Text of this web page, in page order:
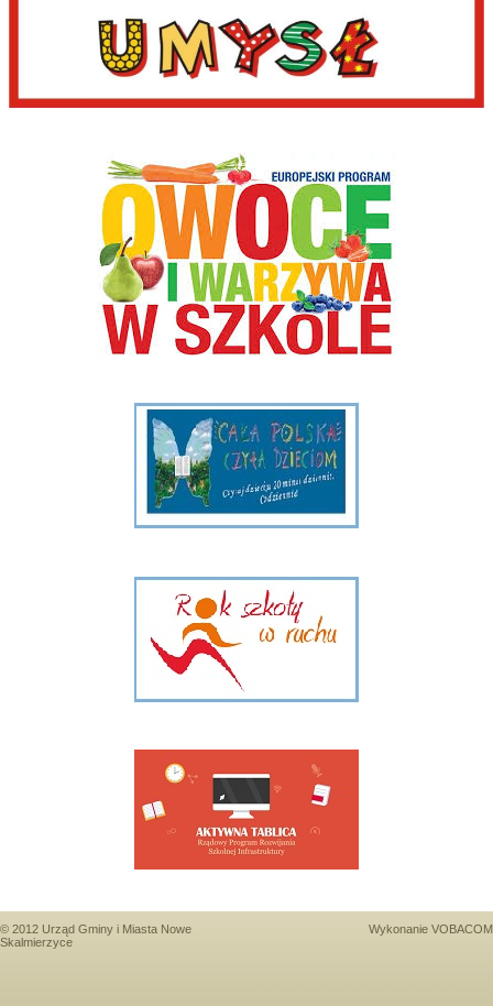
© 2012 Urząd Gminy i Miasta Nowe
Skalmierzyce
Wykonanie VOBACOM